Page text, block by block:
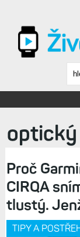
Proč
CIRQA
tlustý.
TIPY A